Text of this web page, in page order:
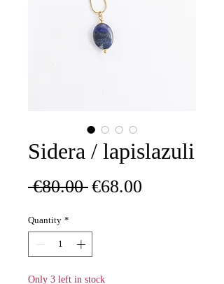
Sidera / lapislazuli
€80.00 Regular
€68.00
Quantity *
Only 3 left in stock